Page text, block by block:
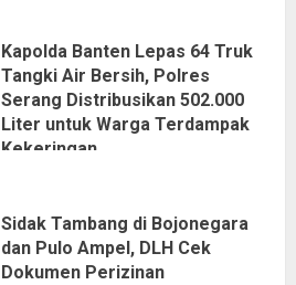
Kapolda Banten Lepas 64 Truk
Tangki Air Bersih, Polres
Serang Distribusikan 502.000
Liter untuk Warga Terdampak
Kekeringan
Sidak Tambang di Bojonegara
dan Pulo Ampel, DLH Cek
Dokumen Perizinan